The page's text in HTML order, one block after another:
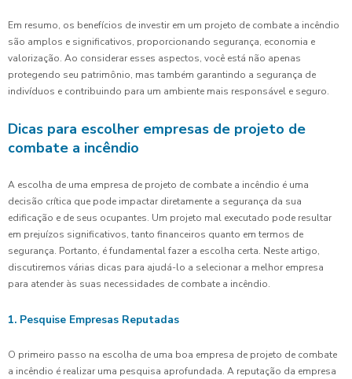
Em resumo, os benefícios de investir em um projeto de combate a incêndio
são amplos e significativos, proporcionando segurança, economia e
valorização. Ao considerar esses aspectos, você está não apenas
protegendo seu patrimônio, mas também garantindo a segurança de
indivíduos e contribuindo para um ambiente mais responsável e seguro.
Dicas para escolher empresas de projeto de
combate a incêndio
A escolha de uma empresa de projeto de combate a incêndio é uma
decisão crítica que pode impactar diretamente a segurança da sua
edificação e de seus ocupantes. Um projeto mal executado pode resultar
em prejuízos significativos, tanto financeiros quanto em termos de
segurança. Portanto, é fundamental fazer a escolha certa. Neste artigo,
discutiremos várias dicas para ajudá-lo a selecionar a melhor empresa
para atender às suas necessidades de combate a incêndio.
1. Pesquise Empresas Reputadas
O primeiro passo na escolha de uma boa empresa de projeto de combate
a incêndio é realizar uma pesquisa aprofundada. A reputação da empresa